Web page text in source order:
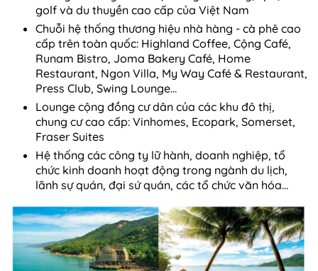
golf và du thuyền cao cấp của Việt Nam
Chuỗi hệ thống thương hiệu nhà hàng - cà phê cao
cấp trên toàn quốc: Highland Coffee, Cộng Café,
Runam Bistro, Joma Bakery Café, Home
Restaurant, Ngon Villa, My Way Café & Restaurant,
Press Club, Swing Lounge…
Lounge cộng đồng cư dân của các khu đô thị,
chung cư cao cấp: Vinhomes, Ecopark, Somerset,
Fraser Suites
Hệ thống các công ty lữ hành, doanh nghiệp, tổ
chức kinh doanh hoạt động trong ngành du lịch,
lãnh sự quán, đại sứ quán, các tổ chức văn hóa…